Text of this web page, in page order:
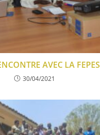
AVEC LA FEPES
30/04/2021